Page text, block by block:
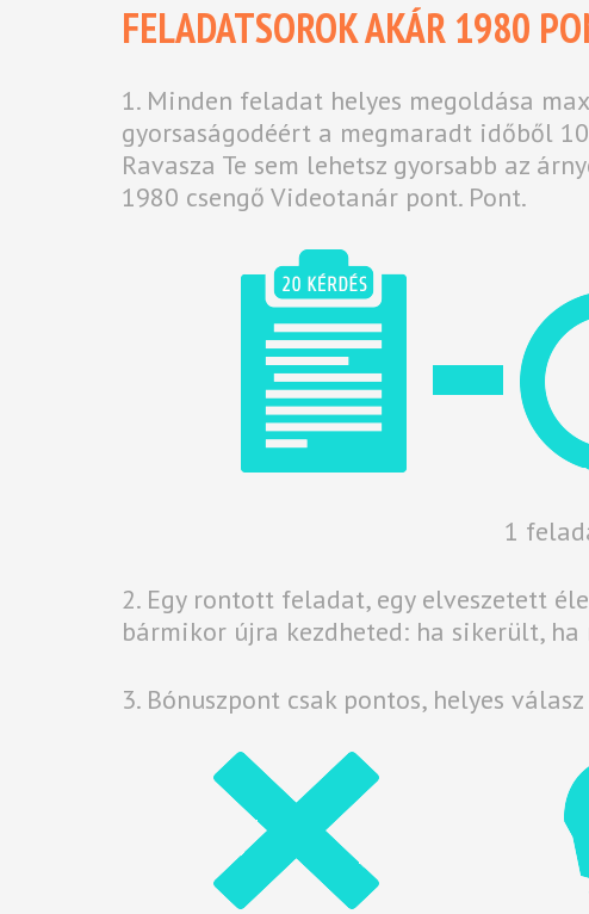
FELADATSOROK AKÁR 1980
1. Minden feladat helyes megoldása
gyorsaságodéért a megmaradt időből
Ravasza Te sem lehetsz gyorsabb az
1980 csengő Videotanár pont. Pont.
1
2. Egy rontott feladat, egy elveszetett
bármikor újra kezdheted: ha sikerült,
3. Bónuszpont csak pontos, helyes